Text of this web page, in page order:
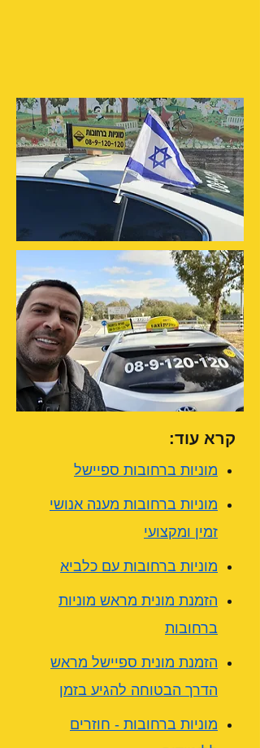
קרא עוד:
מוניות ברחובות ספיישל
מוניות ברחובות מענה אנושי
זמין ומקצועי
מוניות ברחובות עם כלביא
הזמנת מונית מראש מוניות
ברחובות
הזמנת מונית ספיישל מראש
הדרך הבטוחה להגיע בזמן
מוניות ברחובות - חוזרים